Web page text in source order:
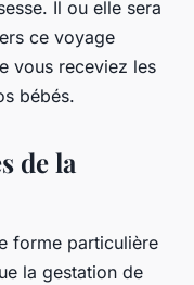
Il ou elle sera
ce voyage
vous receviez les
bébés.
de la
forme particulière
la gestation de